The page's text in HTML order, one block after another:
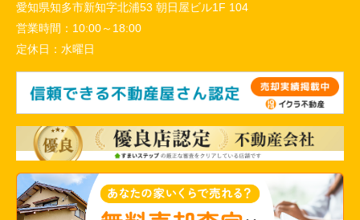
愛知県知多市新知字北浦53 朝日屋ビル1F 104
営業時間： 10:00～18:00
定休日： 水曜日